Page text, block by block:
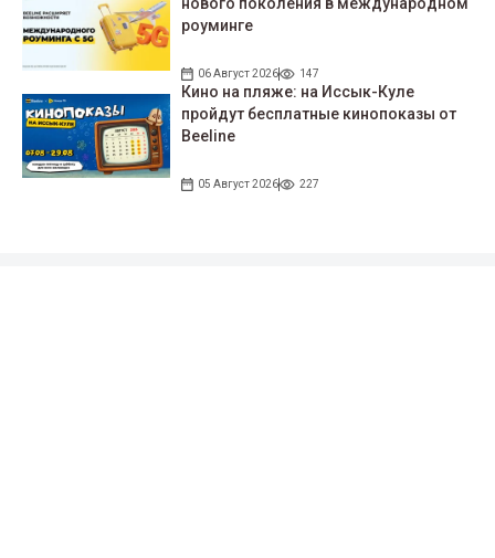
роуминге
06 Август 2026 147
Кино на пляже: на Иссык-Куле
пройдут беcплатные кинопоказы от
Beeline
05 Август 2026 227